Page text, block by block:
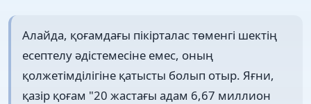
Алайда, қоғамдағы пікірталас төменгі шектің
есептелу әдістемесіне емес, оның
қолжетімділігіне қатысты болып отыр. Яғни,
қазір қоғам "20 жастағы адам 6,67 миллион